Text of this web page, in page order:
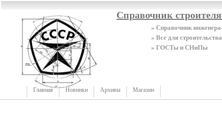
Справочник
» Справочник
» Все для строительства
» ГОСТы и СНиПы
Главная Новинки Архивы Магазин